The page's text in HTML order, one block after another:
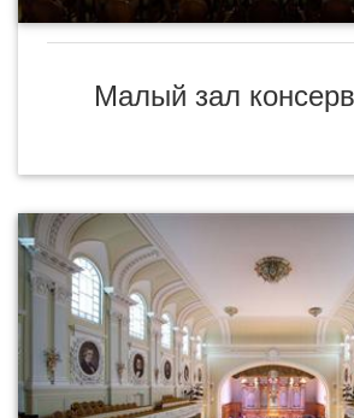
Малый зал